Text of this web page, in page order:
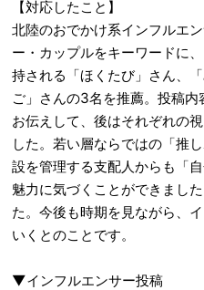
【対応したこと】
北陸のおでかけ系インフルエ
ー・カップルをキーワードに
持される「ほくたび」さん、
ご」さんの3名を推薦。投稿
お伝えして、後はそれぞれの
した。若い層ならではの「推
設を管理する支配人からも「
魅力に気づくことができまし
た。今後も時期を見ながら、
いくとのことです。
▼インフルエンサー投稿